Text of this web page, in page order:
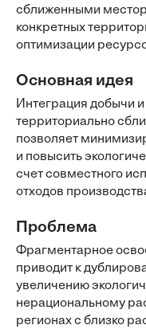
сближенными
конкретных
оптимизации
Основная идея
Интеграция добычи
территориально
позволяет
и повысить
счет совместного
отходов
Проблема
Фрагментарное
приводит к
увеличению
нерациональному
регионах с близко